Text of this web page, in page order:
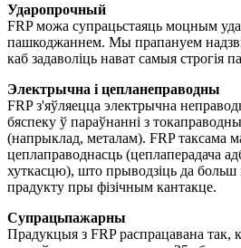
Ударопрочный
FRP можа супрацьстаяць моцным
пашкоджаннем. Мы прапануем
каб задаволіць нават самыя строгія
Электрычна і цепланеправодны
FRP з'яўляецца электрычна
бяспеку ў параўнанні з
(напрыклад, металам). FRP таксама
цеплаправоднасць (цеплаперадача
хуткасцю), што прыводзіць да больш
прадукту пры фізічным кантакце.
Супрацьпажарны
Прадукцыя з FRP распрацавана так,